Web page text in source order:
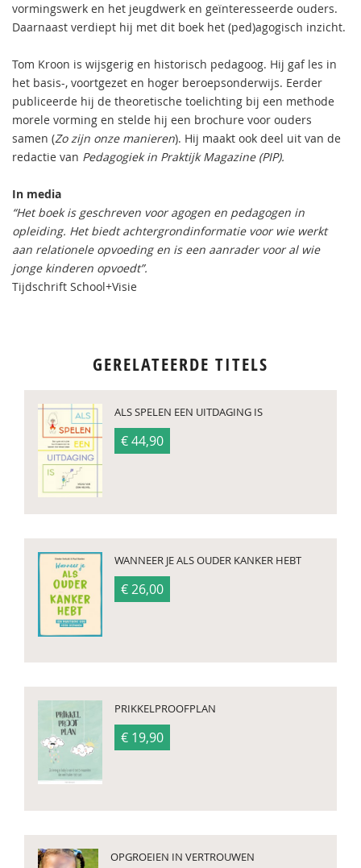
vormingswerk en het jeugdwerk en geïnteresseerde ouders.
Daarnaast verdiept hij met dit boek het (ped)agogisch inzicht.
Tom Kroon is wijsgerig en historisch pedagoog. Hij gaf les in
het basis-, voortgezet en hoger beroepsonderwijs. Eerder
publiceerde hij de theoretische toelichting bij een methode
morele vorming en stelde hij een brochure voor ouders
samen (Zo zijn onze manieren). Hij maakt ook deel uit van de
redactie van Pedagogiek in Praktijk Magazine (PIP).
In media
“Het boek is geschreven voor agogen en pedagogen in
opleiding. Het biedt achtergrondinformatie voor wie werkt
aan relationele opvoeding en is een aanrader voor al wie
jonge kinderen opvoedt”.
Tijdschrift School+Visie
GERELATEERDE TITELS
ALS SPELEN EEN UITDAGING IS
€ 44,90
WANNEER JE ALS OUDER KANKER HEBT
€ 26,00
PRIKKELPROOFPLAN
€ 19,90
OPGROEIEN IN VERTROUWEN